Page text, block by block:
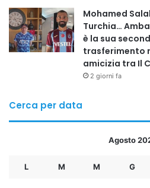
Mohamed
Turchia…
è la sua
trasferimento
amicizia tra Il
2 giorni fa
Cerca per data
Agosto
L M M G